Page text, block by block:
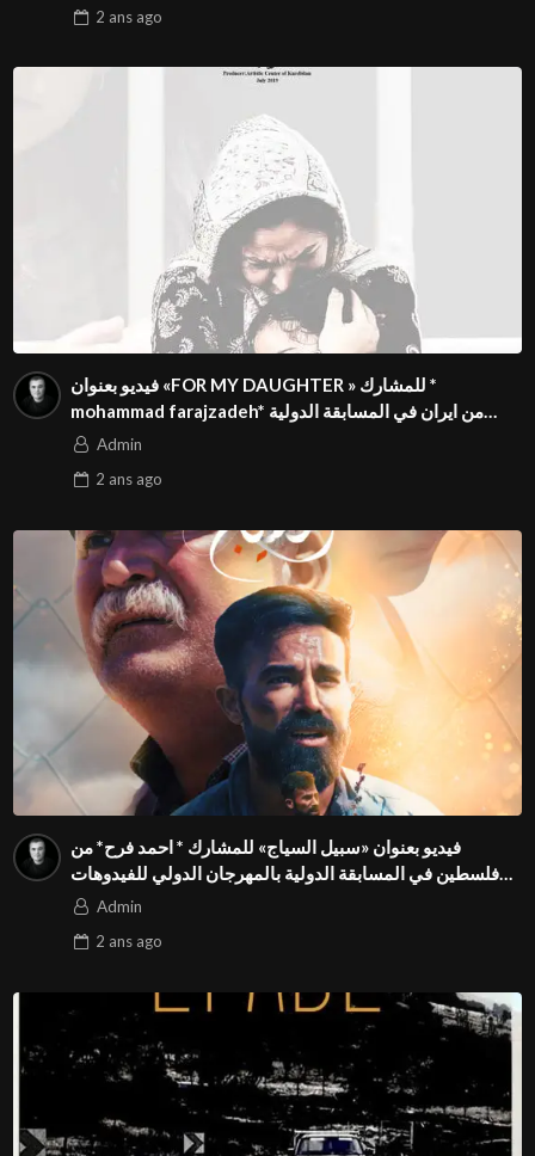
2 ansago
فيديو بعنوان «FOR MY DAUGHTER » للمشارك *
mohammad farajzadeh* من ايران في المسابقة الدولية
Admin
2 ansago
فيديو بعنوان «سبيل السياج» للمشارك * احمد فرح* من
فلسطين في المسابقة الدولية بالمهرجان الدولي للفيدوهات
التوعوية Season 4 FIVSAdmin
2 ansago